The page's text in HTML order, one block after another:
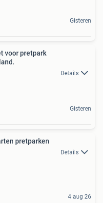
Gisteren
voor pretpark
Details
Gisteren
pretparken
Details
4 aug 26